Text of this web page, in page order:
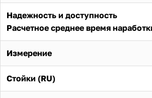
Надежность и доступность
Расчетное среднее время
Измерение
Стойки (RU)